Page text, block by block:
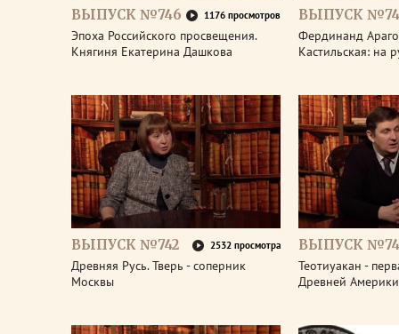
ВЫПУСК №746 1176 просмотров
Эпоха Российского просвещения.
Княгиня Екатерина Дашкова
ВЫПУСК
Фердинанд
Кастильская: на
ВЫПУСК №742 2532 просмотра
Древняя Русь. Тверь - соперник
Москвы
ВЫПУСК
Теотиуакан -
Древней Америки